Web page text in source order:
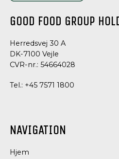
GOOD FOOD GROUP
Herredsvej 30 A
DK-7100 Vejle
CVR-nr.: 54664028
Tel.: +45 7571 1800
NAVIGATION
Hjem